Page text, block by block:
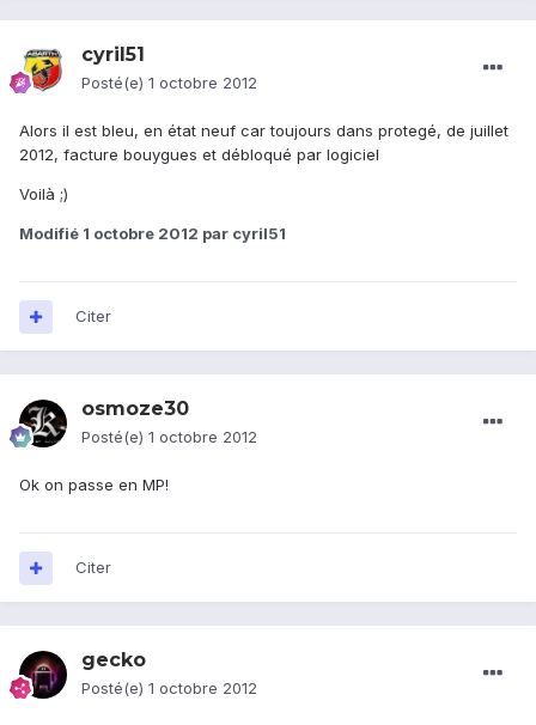
cyril51
Posté(e) 1 octobre 2012
Alors il est bleu, en état neuf car toujours dans protegé, de juillet
2012, facture bouygues et débloqué par logiciel
Voilà ;)
Modifié 1 octobre 2012 par cyril51
Citer
osmoze30
Posté(e) 1 octobre 2012
Ok on passe en MP!
Citer
gecko
Posté(e) 1 octobre 2012